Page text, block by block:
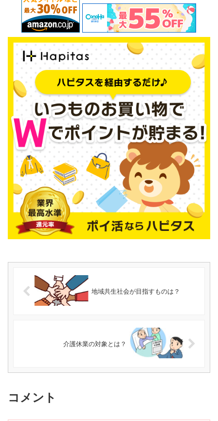
地域共生社会が目指すものは？
介護休業の対象とは？
コメント